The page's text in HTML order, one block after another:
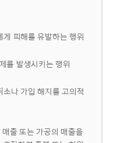
피해를 유발하는 행위
를 발생시키는 행위
나 가입 해지를 고의적
출 또는 가공의 매출을